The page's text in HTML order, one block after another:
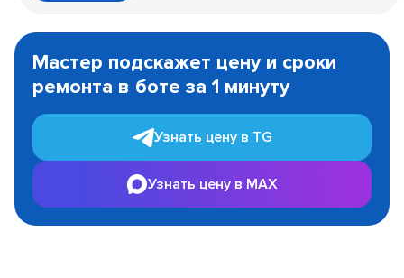
1
Мастер подскажет цену и сроки
ремонта в боте за 1 минуту
Узнать цену в TG
Узнать цену в MAX